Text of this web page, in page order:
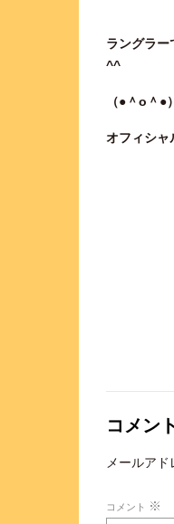
ラングラー
^^
（●＾o ＾●
オフィシャ
コメン
メールアド
コメント ※